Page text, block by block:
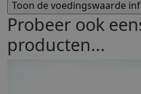
Probeer ook
producten...